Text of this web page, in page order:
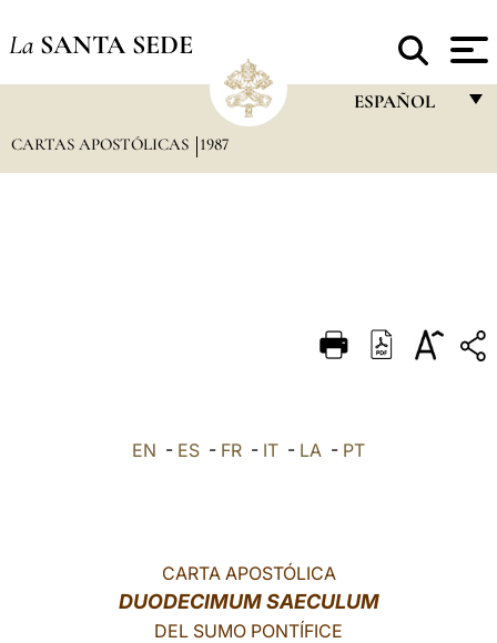
La SANTA SEDE
ESPAÑOL
DEUTSCH
العربيّة
CARTAS APOSTÓLICAS 1987
EN - ES - FR - IT - LA - PT
CARTA APOSTÓLICA
DUODECIMUM SAECULUM
DEL SUMO PONTÍFICE